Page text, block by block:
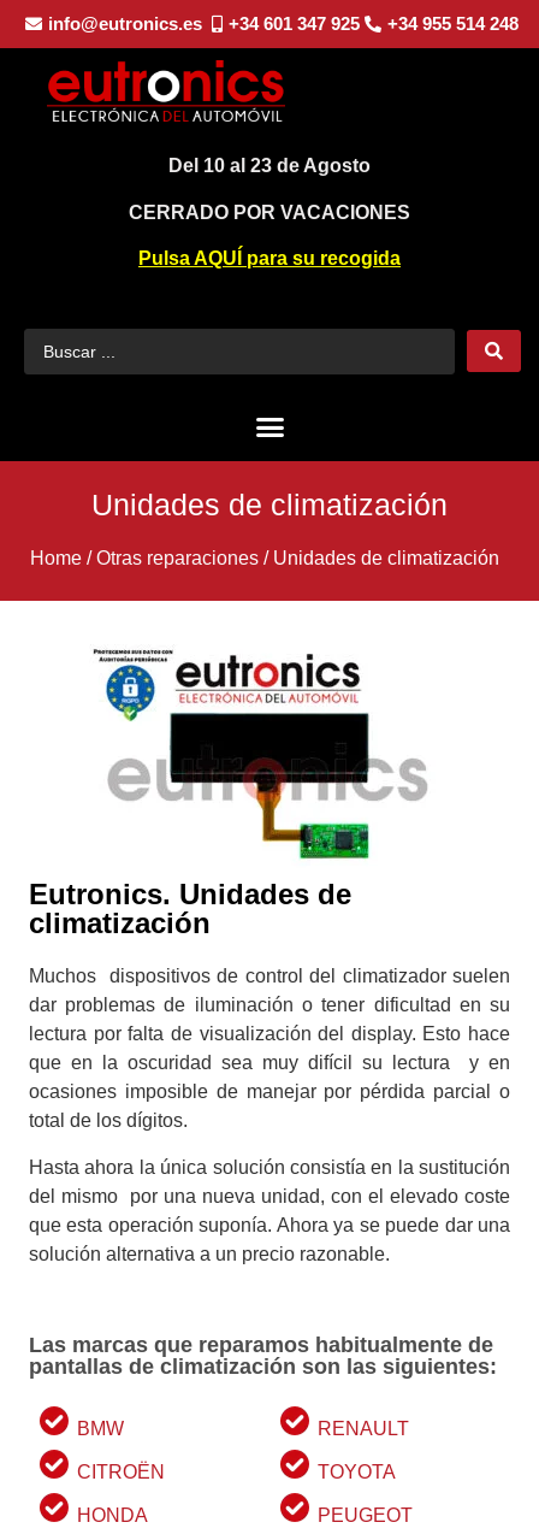
info@eutronics.es +34 601 347 925 +34 955 514 248
Del 10 al 23 de Agosto
CERRADO POR VACACIONES
Pulsa AQUÍ para su recogida
Unidades de climatización
Home/Otras reparaciones/ Unidades de climatización
Eutronics. Unidades de
climatización
Muchos dispositivos de control del climatizador suelen
dar problemas de iluminación o tener dificultad en su
lectura por falta de visualización del display. Esto hace
que en la oscuridad sea muy difícil su lectura y en
ocasiones imposible de manejar por pérdida parcial o
total de los dígitos.
Hasta ahora la única solución consistía en la sustitución
del mismo por una nueva unidad, con el elevado coste
que esta operación suponía. Ahora ya se puede dar una
solución alternativa a un precio razonable.
Las marcas que reparamos habitualmente de
pantallas de climatización son las siguientes:
BMW
CITROËN
HONDA
RENAULT
TOYOTA
PEUGEOT